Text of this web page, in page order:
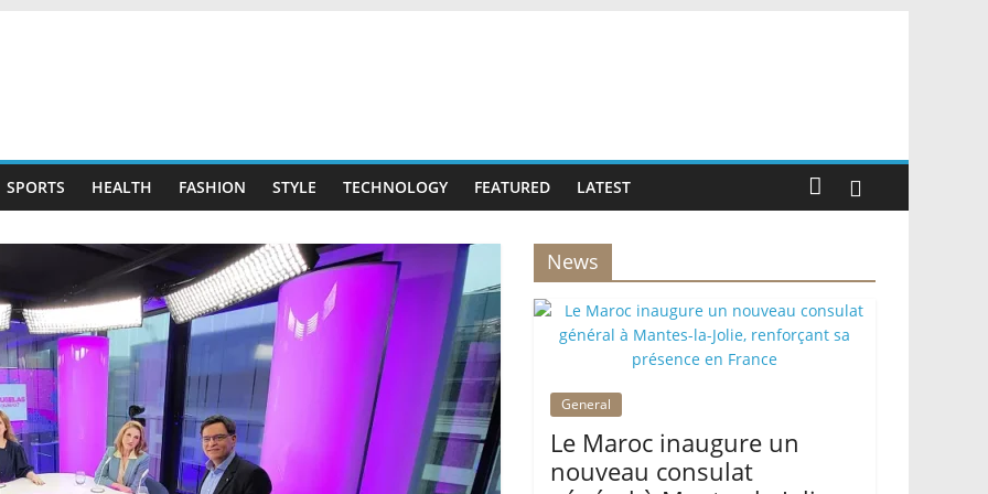
SPORTS HEALTH FASHION STYLE TECHNOLOGY FEATURED LATEST
News
General
Le Maroc inaugure un
nouveau consulat